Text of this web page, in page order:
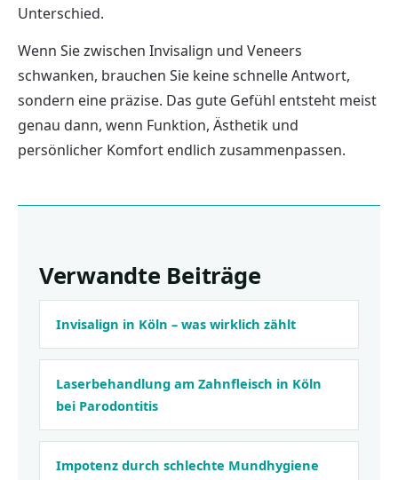
Unterschied.
Wenn Sie zwischen Invisalign und Veneers
schwanken, brauchen Sie keine schnelle Antwort,
sondern eine präzise. Das gute Gefühl entsteht meist
genau dann, wenn Funktion, Ästhetik und
persönlicher Komfort endlich zusammenpassen.
Verwandte Beiträge
Invisalign in Köln – was wirklich zählt
Laserbehandlung am Zahnfleisch in Köln
bei Parodontitis
Impotenz durch schlechte Mundhygiene